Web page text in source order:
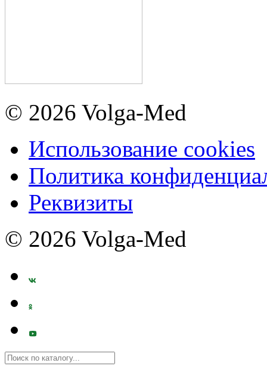
© 2026 Volga-Med
Использование cookies
Политика
Реквизиты
© 2026 Volga-Med